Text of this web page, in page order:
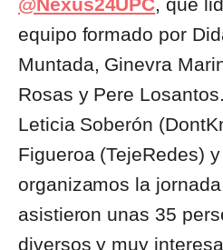
equipo formado por
Muntada, Ginevra
Rosas y Pere
Leticia Soberón
Figueroa (TejeRedes)
organizamos la
asistieron unas 35
diversos y muy